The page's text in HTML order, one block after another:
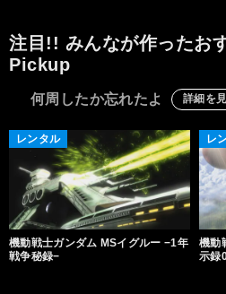
注目!! みんなが作ったお
Pickup
何周したか忘れたよ 詳細を
レンタル
機動戦士ガンダム MSイグルー −1年
戦争秘録−
レ
機動
示録